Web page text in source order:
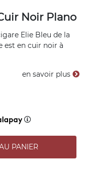
Noir Plano
Elie Bleu de la
est en cuir noir à
en savoir plus